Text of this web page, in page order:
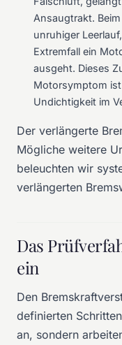
Ansaugtrakt.
unruhiger
Extremfall ein
ausgeht. Dieses
Motorsymptom
Undichtigkeit im
Der verlängerte
Mögliche weitere
beleuchten wir
verlängerten
Das
ein
Den
definierten
an, sondern